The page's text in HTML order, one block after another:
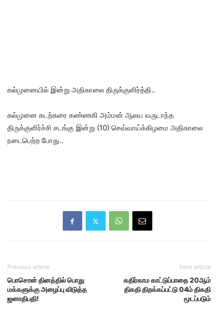
கல்முனையில் இன்று அதிகாலை திருக்குளிர்த்தி..
கல்முனை கடற்கரை கண்ணகி அம்மன் ஆலய வருடாந்த
திருக்குளிர்ச்சி சடங்கு இன்று (10) செவ்வாய்க்கிழமை அதிகாலை
நடைபெற்ற போது..
Previous article
பொசொன் தினத்தில் பொது
மக்களுக்கு அழைப்பு விடுத்த
ஜனாதிபதி!
Next article
கதிர்காம காட்டுப்பாதை 20ஆம்
திகதி திறக்கப்பட்டு 04ம் திகதி
மூடப்படும்